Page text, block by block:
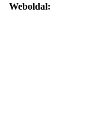
Weboldal: